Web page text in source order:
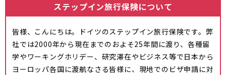
ステップイン旅行保険について
皆様、こんにちは。ドイツのステップイン旅行保険です。弊
社では2000年から現在までのおよそ25年間に渡り、各種留
学やワーキングホリデー、研究滞在やビジネス等で日本から
ヨーロッパ各国に渡航なさる皆様に、現地でのビザ申請に対